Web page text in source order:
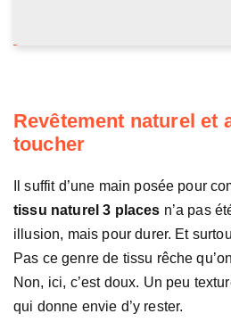
Revêtement naturel et
toucher
Il suffit d’une main posée pour
tissu naturel 3 places n’a pas
illusion, mais pour durer. Et
Pas ce genre de tissu rêche
Non, ici, c’est doux. Un peu
qui donne envie d’y rester.